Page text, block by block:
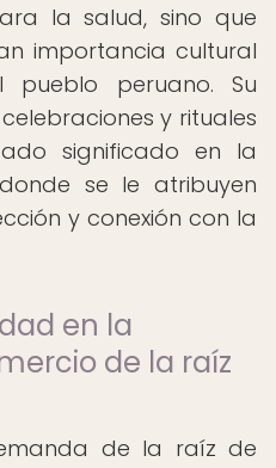
la salud, sino que
importancia cultural
peruano. Su
y rituales
significado en la
se le atribuyen
y conexión con la
en la
de la raíz
de la raíz de